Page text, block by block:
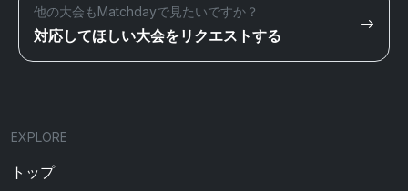
他の大会もMatchdayで見たいですか？
対応してほしい大会をリクエストする
EXPLORE
トップ